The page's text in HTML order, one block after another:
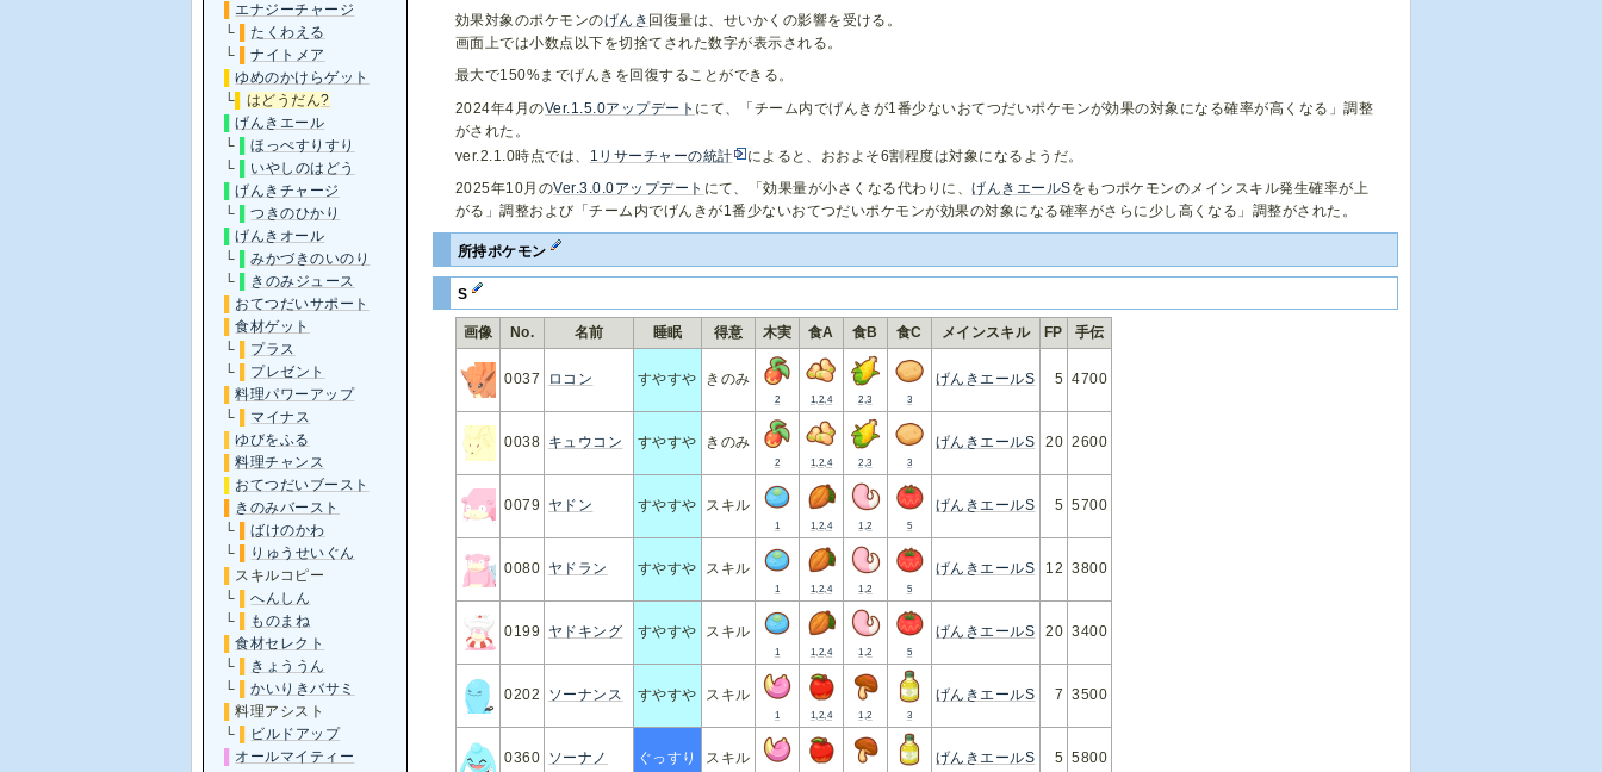
効果対象のポケモンのげんき 回復量は、せいかくの影響を受ける。
画面上では小数点以下を切捨てされた数字が表示される。
最大で150%までげんきを回復することができる。
2024年4月のVer.1.5.0アップデート にて、「チーム内でげんきが1番少ないおてつだいポケモンが効果の対象になる確率が高くなる」調整
がされた。
ver.2.1.0時点では、 1リサーチャーの統計
によると、おおよそ6割程度は対象になるようだ。
2025年10月のVer.3.0.0アップデート にて、「効果量が小さくなる代わりに、げんきエールSをもつポケモンのメインスキル発生確率が上
がる」調整および「チーム内でげんきが1番少ないおてつだいポケモンが効果の対象になる確率がさらに少し高くなる」調整がされた。
所持ポケモン
S
画像 No. 名前 睡眠 得意 木実 食A 食B 食C メインスキル FP 手伝
0037 ロコン すやすや きのみ
2 1,2,4 2,3 3
げんきエールS 5 4700
0038 キュウコン すやすや きのみ
2 1,2,4 2,3 3
げんきエールS 20 2600
0079 ヤドン すやすや スキル
1 1,2,4 1,2 5
げんきエールS 5 5700
0080 ヤドラン すやすや スキル
1 1,2,4 1,2 5
げんきエールS 12 3800
0199 ヤドキング すやすや スキル
1 1,2,4 1,2 5
げんきエールS 20 3400
0202 ソーナンス すやすや スキル
1 1,2,4 1,2 3
げんきエールS 7 3500
0360 ソーナノ ぐっすり スキル げんきエールS 5 5800
エナジーチャージ
└
▌たくわえる
└
▌ナイトメア
▌ゆめのかけらゲット
└
はどうだん?
▌げんきエール
└
▌ほっぺすりすり
└
いやしのはどう
▌げんきチャージ
└
▌つきのひかり
▌げんきオール
└
▌みかづきのいのり
└
きのみジュース
おてつだいサポート
▌食材ゲット
└
プラス
└
プレゼント
▌料理パワーアップ
└
マイナス
▌ゆびをふる
▌料理チャンス
おてつだいブースト
きのみバースト
└
▌ばけのかわ
└
りゅうせいぐん
スキルコピー
└
▌へんしん
└
ものまね
▌食材セレクト
└
きょううん
└
▌かいりきバサミ
▌料理アシスト
└
ビルドアップ
オールマイティー